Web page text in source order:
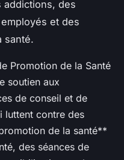
addictions, des
et des
santé.
Promotion de la Santé
soutien aux
de conseil et de
luttent contre des
de la santé**
des séances de